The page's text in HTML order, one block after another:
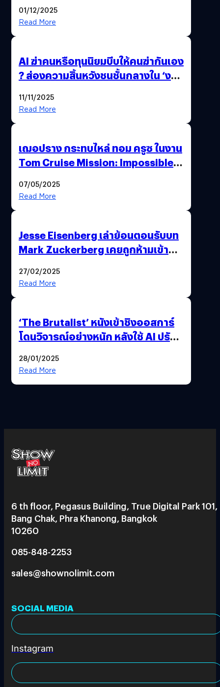
01/12/2025
Read More
AI ฆ่าคนหรือทุนนิยมบีบให้คนฆ่ากันเอง
? ส่องความสิ้นหวังชนชั้นกลางใน ‘งาน
11/11/2025
Read More
เฌอปราง กระทบไหล่ ทอม ครูซ ในงาน
Tom Cruise Mission: Impossible –
Premiere
07/05/2025
Read More
Jesse Eisenberg เล่าย้อนตอนรับบท
Mark Zuckerberg เคยถูกห้ามเข้าพบ
27/02/2025
Read More
‘The Brutalist’ หนังเข้าชิงออสการ์
โดนวิจารณ์อย่างหนัก หลังใช้ AI ปรับ
28/01/2025
Read More
6 th floor, Pegasus Building, True Digital Park 101,
Bang Chak, Phra Khanong, Bangkok
10260
085-848-2253
sales@shownolimit.com
SOCIAL MEDIA
Instagram